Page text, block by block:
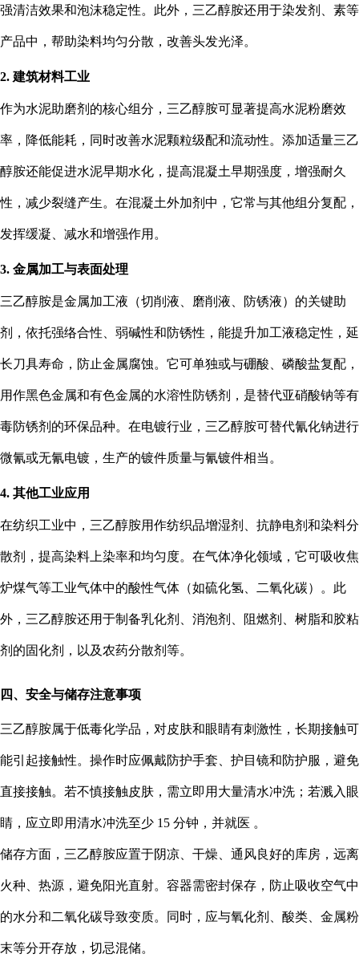
强清洁效果和泡沫稳定性。此外，三乙醇胺还用于染发剂、素等
产品中，帮助染料均匀分散，改善头发光泽。
2. 建筑材料工业
作为水泥助磨剂的核心组分，三乙醇胺可显著提高水泥粉磨效
率，降低能耗，同时改善水泥颗粒级配和流动性。添加适量三乙
醇胺还能促进水泥早期水化，提高混凝土早期强度，增强耐久
性，减少裂缝产生。在混凝土外加剂中，它常与其他组分复配，
发挥缓凝、减水和增强作用。
3. 金属加工与表面处理
三乙醇胺是金属加工液（切削液、磨削液、防锈液）的关键助
剂，依托强络合性、弱碱性和防锈性，能提升加工液稳定性，延
长刀具寿命，防止金属腐蚀。它可单独或与硼酸、磷酸盐复配，
用作黑色金属和有色金属的水溶性防锈剂，是替代亚硝酸钠等有
毒防锈剂的环保品种。在电镀行业，三乙醇胺可替代氰化钠进行
微氰或无氰电镀，生产的镀件质量与氰镀件相当。
4. 其他工业应用
在纺织工业中，三乙醇胺用作纺织品增湿剂、抗静电剂和染料分
散剂，提高染料上染率和均匀度。在气体净化领域，它可吸收焦
炉煤气等工业气体中的酸性气体（如硫化氢、二氧化碳）。此
外，三乙醇胺还用于制备乳化剂、消泡剂、阻燃剂、树脂和胶粘
剂的固化剂，以及农药分散剂等。
四、安全与储存注意事项
三乙醇胺属于低毒化学品，对皮肤和眼睛有刺激性，长期接触可
能引起接触性。操作时应佩戴防护手套、护目镜和防护服，避免
直接接触。若不慎接触皮肤，需立即用大量清水冲洗；若溅入眼
睛，应立即用清水冲洗至少 15 分钟，并就医 。
储存方面，三乙醇胺应置于阴凉、干燥、通风良好的库房，远离
火种、热源，避免阳光直射。容器需密封保存，防止吸收空气中
的水分和二氧化碳导致变质。同时，应与氧化剂、酸类、金属粉
末等分开存放，切忌混储。